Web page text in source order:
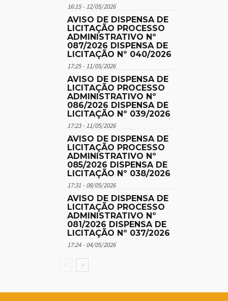
16:15 - 12/05/2026
AVISO DE DISPENSA DE
LICITAÇÃO PROCESSO
ADMINISTRATIVO Nº
087/2026 DISPENSA DE
LICITAÇÃO Nº 040/2026
17:25 - 11/05/2026
AVISO DE DISPENSA DE
LICITAÇÃO PROCESSO
ADMINISTRATIVO Nº
086/2026 DISPENSA DE
LICITAÇÃO Nº 039/2026
17:23 - 11/05/2026
AVISO DE DISPENSA DE
LICITAÇÃO PROCESSO
ADMINISTRATIVO Nº
085/2026 DISPENSA DE
LICITAÇÃO Nº 038/2026
17:31 - 08/05/2026
AVISO DE DISPENSA DE
LICITAÇÃO PROCESSO
ADMINISTRATIVO Nº
081/2026 DISPENSA DE
LICITAÇÃO Nº 037/2026
17:24 - 04/05/2026